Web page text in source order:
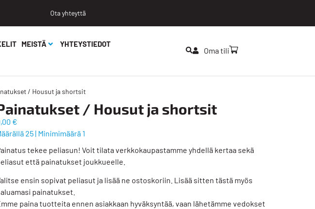
Ota yhteyttä
MEISTÄ YHTEYSTIEDOT
Oma tili
/ Housut ja shortsit
/ Housut ja shortsit
€
25| Minimimäärä 1
tekee peliasun! Voit tilata verkkokaupastamme yhdellä kertaa sekä
että painatukset joukkueelle.
ensin sopivat peliasut ja lisää ne ostoskoriin. Lisää sitten tästä myös
painatukset.
paina tuotteita ennen asiakkaan hyväksyntää, vaan lähetämme vedokset